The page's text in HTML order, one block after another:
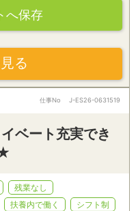
へ保存
る
仕事No J-ES26-0631519
ベート充実でき
残業なし
扶養内で働く
シフト制